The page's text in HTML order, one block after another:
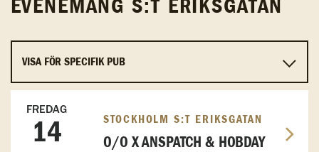
EVENEMANG S:T ERIKSGATAN
FREDAG
14 STOCKHOLM S:T ERIKSGATAN
O/O X ANSPATCH & HOBDAY